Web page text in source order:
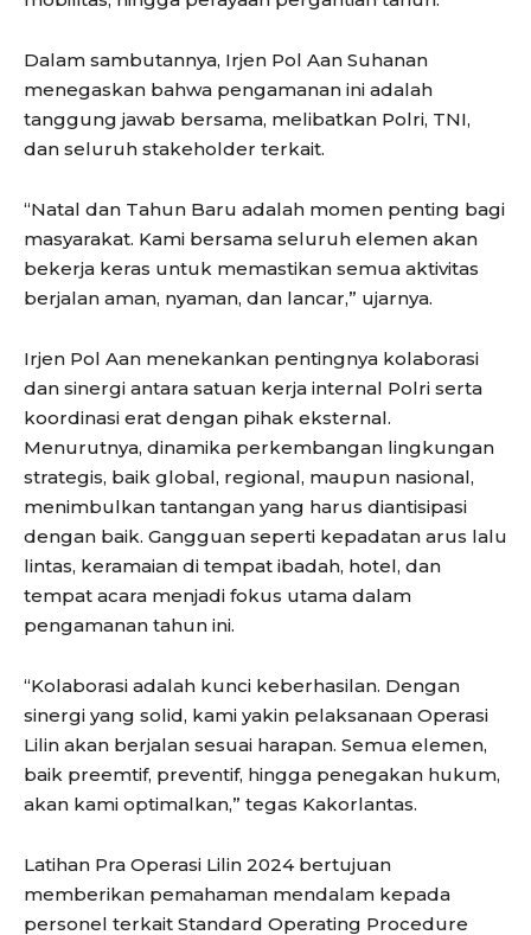
Dalam sambutannya, Irjen Pol Aan Suhanan
menegaskan bahwa pengamanan ini adalah
tanggung jawab bersama, melibatkan Polri, TNI,
dan seluruh stakeholder terkait.
“Natal dan Tahun Baru adalah momen penting bagi
masyarakat. Kami bersama seluruh elemen akan
bekerja keras untuk memastikan semua aktivitas
berjalan aman, nyaman, dan lancar,” ujarnya.
Irjen Pol Aan menekankan pentingnya kolaborasi
dan sinergi antara satuan kerja internal Polri serta
koordinasi erat dengan pihak eksternal.
Menurutnya, dinamika perkembangan lingkungan
strategis, baik global, regional, maupun nasional,
menimbulkan tantangan yang harus diantisipasi
dengan baik. Gangguan seperti kepadatan arus lalu
lintas, keramaian di tempat ibadah, hotel, dan
tempat acara menjadi fokus utama dalam
pengamanan tahun ini.
“Kolaborasi adalah kunci keberhasilan. Dengan
sinergi yang solid, kami yakin pelaksanaan Operasi
Lilin akan berjalan sesuai harapan. Semua elemen,
baik preemtif, preventif, hingga penegakan hukum,
akan kami optimalkan,” tegas Kakorlantas.
Latihan Pra Operasi Lilin 2024 bertujuan
memberikan pemahaman mendalam kepada
personel terkait Standard Operating Procedure